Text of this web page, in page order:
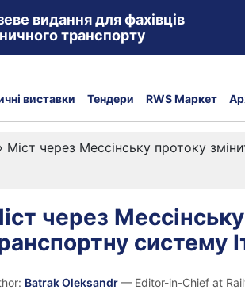
видання для фахівців
транспорту
виставки Тендери RWS Маркет
Міст через Мессінську протоку
через
систему
Batrak Oleksandr— Editor-in-Chief at